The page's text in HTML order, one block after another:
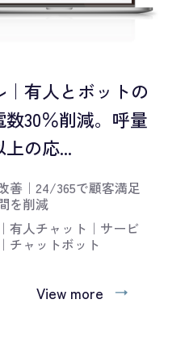
有人とボットの
30％削減。呼量
の応...
善 ｜ 24/365で顧客満足
を削減
有人チャット ｜ サービ
チャットボット
View more